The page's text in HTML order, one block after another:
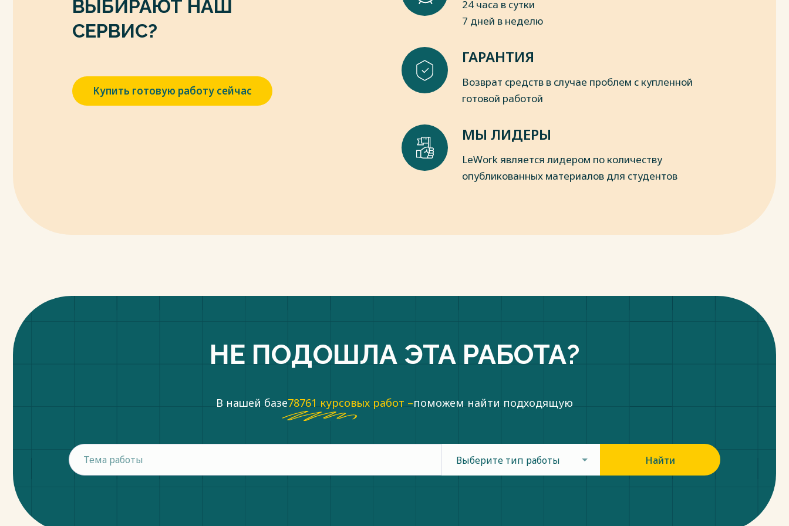
ВЫБИРАЮТ НАШ
СЕРВИС?
Купить готовую работу сейчас
24 часа в сутки
7 дней в неделю
ГАРАНТИЯ
Возврат средств в случае проблем с купленной
готовой работой
МЫ ЛИДЕРЫ
LeWork является лидером по количеству
опубликованных материалов для студентов
НЕ ПОДОШЛА ЭТА РАБОТА?
В нашей базе78761 курсовых работ –поможем найти подходящую
Выберите тип работы Найти